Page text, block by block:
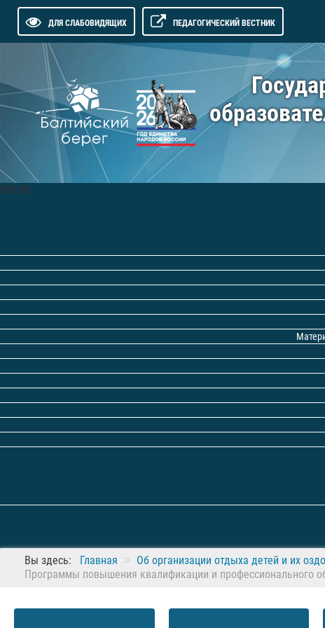
ДЛЯ СЛАБОВИДЯЩИХ ПЕДАГОГИЧЕСКИЙ ВЕСТНИК
МЕНЮ
Вы здесь: Главная Об организации отдыха детей и их
Программы повышения квалификации и профессионального